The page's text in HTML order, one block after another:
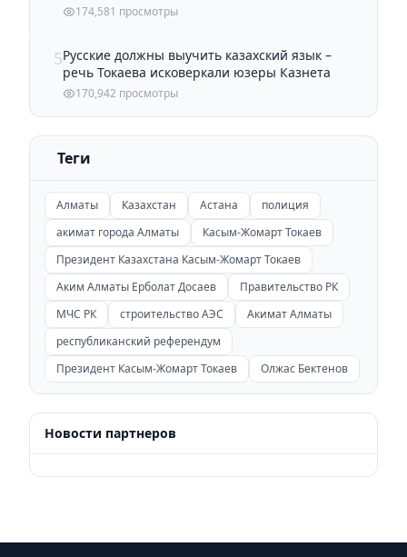
174,581 просмотры
5Русские должны выучить казахский язык –
речь Токаева исковеркали юзеры Казнета
170,942 просмотры
Теги
Алматы Казахстан Астана
полиция
акимат города Алматы
Касым-Жомарт Токаев
Президент Казахстана Касым-Жомарт Токаев
Аким Алматы Ерболат Досаев
Правительство РК
МЧС РК
строительство АЭС
Акимат Алматы
республиканский референдум
Президент Касым-Жомарт Токаев
Олжас Бектенов
Новости партнеров